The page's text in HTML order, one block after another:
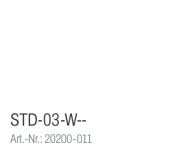
STD-03-W--
Art.-Nr.: 20200-011